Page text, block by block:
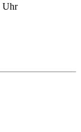
Uhr